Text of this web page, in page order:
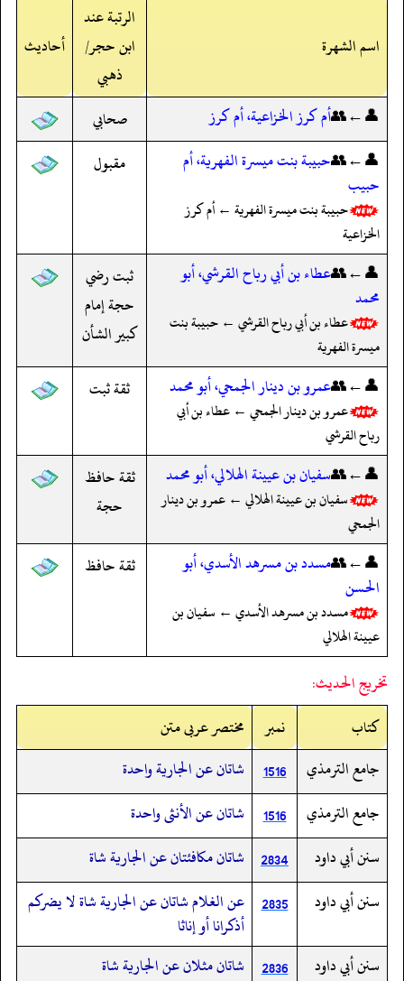
اسم الشهرة
الرتبة عند
ابن حجر/
ذهبي
أحاديث
👤←👥أم كرز الخزاعية، أم كرز
صحابي
👤←👥حبيبة بنت ميسرة الفهرية، أم
حبيب
حبيبة بنت ميسرة الفهرية ← أم كرز
الخزاعية
مقبول
👤←👥عطاء بن أبي رباح القرشي، أبو
محمد
عطاء بن أبي رباح القرشي ← حبيبة بنت
ميسرة الفهرية
ثبت رضي
حجة إمام
كبير الشأن
👤←👥عمرو بن دينار الجمحي، أبو محمد
عمرو بن دينار الجمحي ← عطاء بن أبي
رباح القرشي
ثقة ثبت
👤←👥سفيان بن عيينة الهلالي، أبو محمد
سفيان بن عيينة الهلالي ← عمرو بن دينار
الجمحي
ثقة حافظ
حجة
👤←👥مسدد بن مسرهد الأسدي، أبو
الحسن
مسدد بن مسرهد الأسدي ← سفيان بن
عيينة الهلالي
ثقة حافظ
تخريج الحديث:
کتاب
نمبر
مختصر عربی متن
جامع الترمذي
1516
شاتان عن الجارية واحدة
جامع الترمذي
1516
شاتان عن الأنثى واحدة
سنن أبي داود
2834 شاتان مكافئتان عن الجارية شاة
سنن أبي داود
2835 عن الغلام شاتان عن الجارية شاة لا يضركم
أذكرانا أو إناثا
سنن أبي داود
2836 شاتان مثلان عن الجارية شاة